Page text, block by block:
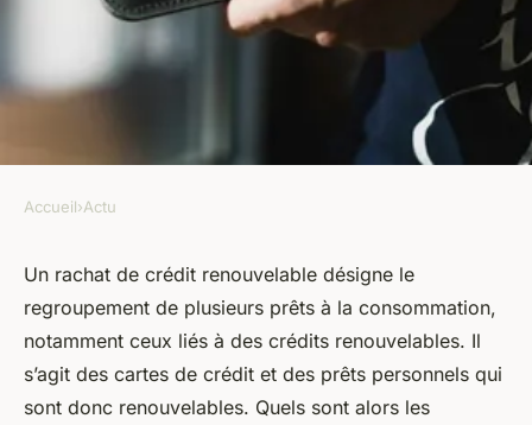
3 bonnes raisons pour
procéder au rachat de crédit
renouvelable
armand•26 juin 2023•2 min de lecture
Accueil›Actu
Un rachat de crédit renouvelable désigne le
regroupement de plusieurs prêts à la consommation,
notamment ceux liés à des crédits renouvelables. Il
s’agit des cartes de crédit et des prêts personnels qui
sont donc renouvelables. Quels sont alors les